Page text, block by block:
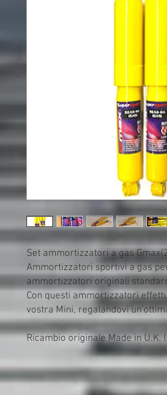
Set ammortizzatori a gas
Ammortizzatori sportivi a gas
ammortizzatori originali
Con questi ammortizzatori
vostra Mini, regalandovi
Ricambio originale Made in